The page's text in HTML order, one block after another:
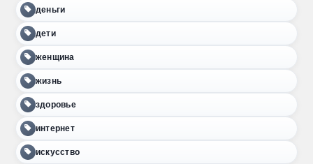
деньги
дети
женщина
жизнь
здоровье
интернет
искусство